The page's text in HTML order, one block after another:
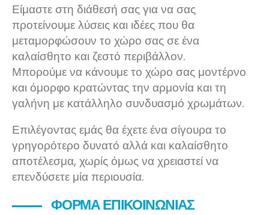
Είμαστε στη διάθεσή σας για να σας
προτείνουμε λύσεις και ιδέες που θα
μεταμορφώσουν το χώρο σας σε ένα
καλαίσθητο και ζεστό περιβάλλον.
Μπορούμε να κάνουμε το χώρο σας μοντέρνο
και όμορφο κρατώντας την αρμονία και τη
γαλήνη με κατάλληλο συνδυασμό χρωμάτων.
Επιλέγοντας εμάς θα έχετε ένα σίγουρα το
γρηγορότερο δυνατό αλλά και καλαίσθητο
αποτέλεσμα, χωρίς όμως να χρειαστεί να
επενδύσετε μία περιουσία.
ΦΌΡΜΑ ΕΠΙΚΟΙΝΩΝΊΑΣ